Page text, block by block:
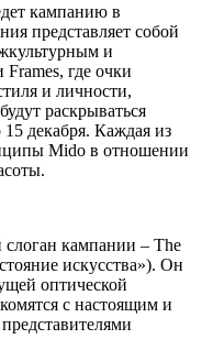
кампанию в
представляет собой
и
где очки
и личности,
раскрываться
декабря. Каждая из
Mido в отношении
кампании – The
искусства»). Он
оптической
с настоящим и